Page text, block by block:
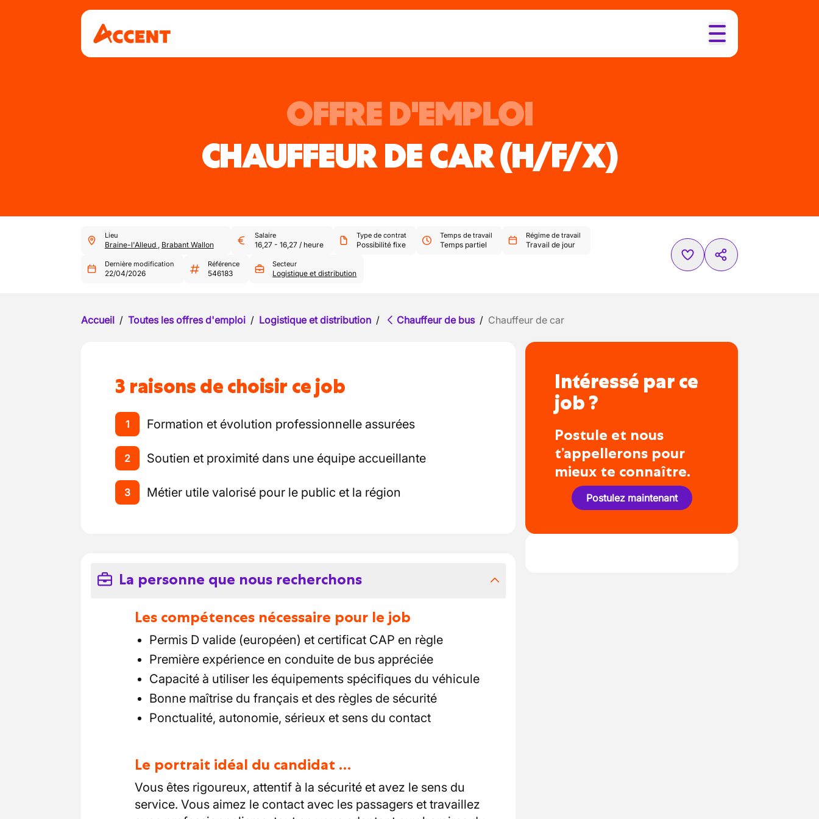
OFFRE D'EMPLOI
CHAUFFEUR DE CAR(H/F/X)
Lieu
Braine-l'Alleud , Brabant Wallon
Salaire
16,27- 16,27/ heure
Type de contrat
Possibilité fixe
Temps de travail
Temps partiel
Régime de travail
Travail de jour
Dernière modification
22/04/2026
Référence
546183
Secteur
Logistique et distribution
Accueil / Toutes les offres d'emploi / Logistique et distribution / Chauffeur de bus / Chauffeur de car
3 raisons de choisir ce job
1 Formation et évolution professionnelle assurées
2 Soutien et proximité dans une équipe accueillante
3 Métier utile valorisé pour le public et la région
La personne que nous recherchons
Les compétences nécessaire pour le job
Permis D valide (européen) et certificat CAP en règle
Première expérience en conduite de bus appréciée
Capacité à utiliser les équipements spécifiques du véhicule
Bonne maîtrise du français et des règles de sécurité
Ponctualité, autonomie, sérieux et sens du contact
Le portrait idéal du candidat …
Vous êtes rigoureux, attentif à la sécurité et avez le sens du
service. Vous aimez le contact avec les passagers et travaillez
Intéressé par ce
job ?
Postule et nous
t’appellerons pour
mieux te connaître.
Postulez maintenant